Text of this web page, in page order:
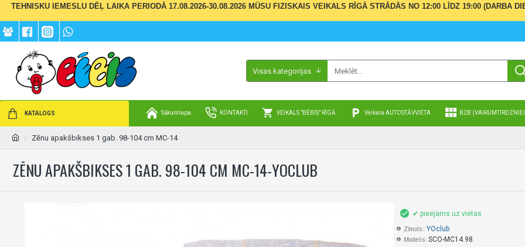
TEHNISKU IEMESLU DĒĻ LAIKA PERIODĀ 17.08.2026-30.08.2026 MŪSU FIZISKAIS VEIKALS RĪGĀ STRĀDĀS NO 12:00 LĪDZ 19:00 (DARBA
Visas kategorijas
KATALOGS Sākumlapa KONTAKTI VEIKALS "BĒBIS" RĪGĀ Veikala AUTOSTĀVVIETA B2B
Zēnu apakšbikses 1 gab. 98-104 cm MC-14
ZĒNU APAKŠBIKSES 1 GAB. 98-104 CM MC-14-YOCLUB
✔ pieejams uz vietas
Zīmols:: YOclub
Modelis: SCO-MC14.98